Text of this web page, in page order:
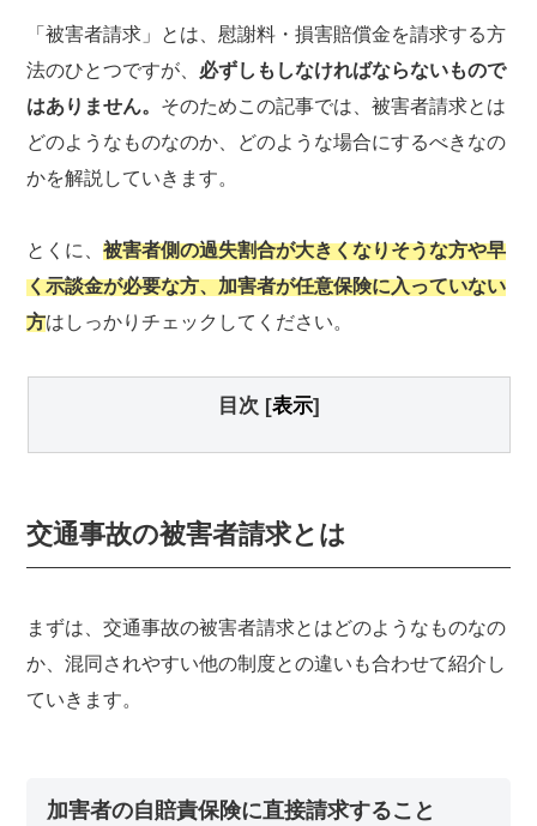
「被害者請求」とは、慰謝料・損害賠償金を請求する方
法のひとつですが、 必ずしもしなければならないもので
はありません。 そのためこの記事では、被害者請求とは
どのようなものなのか、どのような場合にするべきなの
かを解説していきます。
とくに、被害者側の過失割合が大きくなりそうな方や早
く示談金が必要な方、加害者が任意保険に入っていない
方はしっかりチェックしてください。
目次 [表示]
交通事故の被害者請求とは
まずは、交通事故の被害者請求とはどのようなものなの
か、混同されやすい他の制度との違いも合わせて紹介し
ていきます。
加害者の自賠責保険に直接請求すること